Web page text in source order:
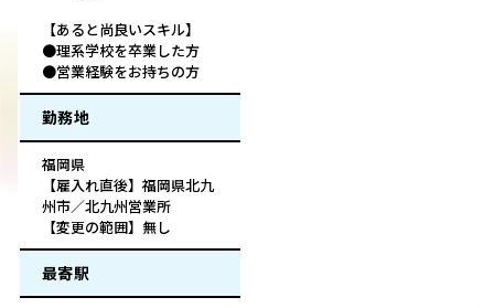
【あると尚良いスキル】
●理系学校を卒業した方
●営業経験をお持ちの方
勤務地
福岡県
【雇入れ直後】福岡県北九
州市／北九州営業所
【変更の範囲】無し
最寄駅